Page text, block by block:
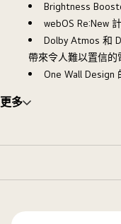
Brightness
webOS Re:New
Dolby Atmos 和
帶來令人難以置信的
One Wall Design
更多